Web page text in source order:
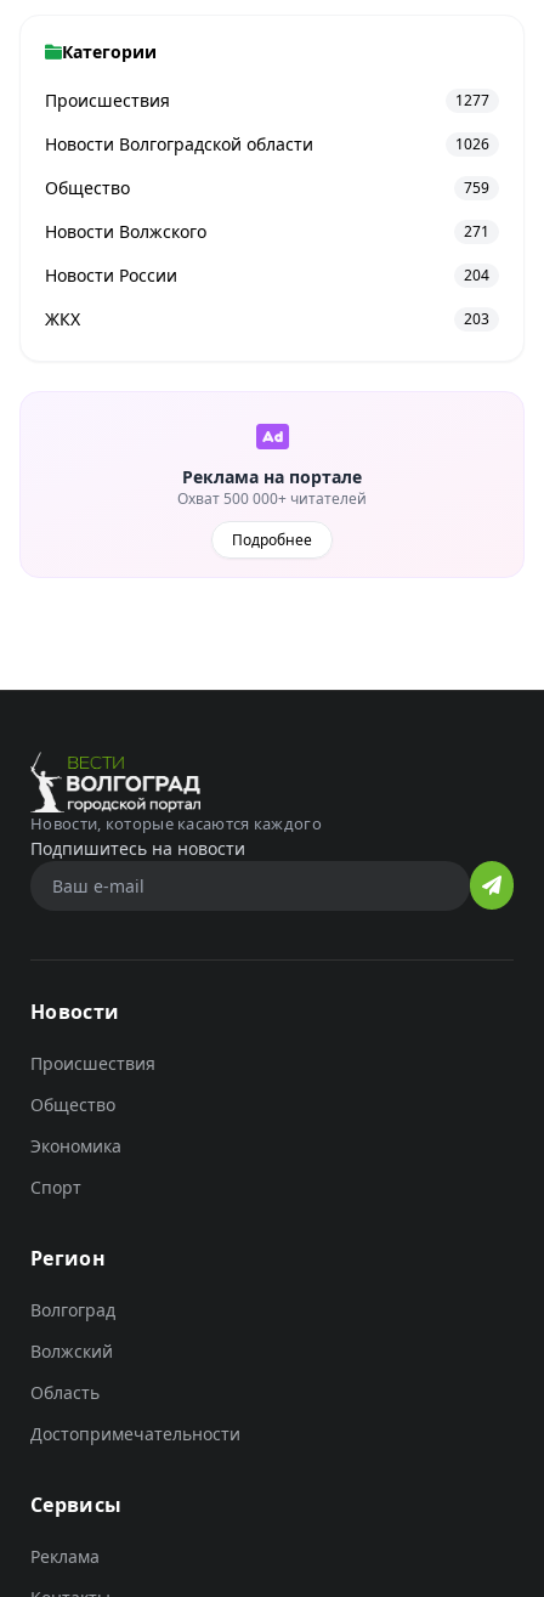
Категории
Происшествия 1277
Новости Волгоградской области 1026
Общество 759
Новости Волжского 271
Новости России 204
ЖКХ 203
Реклама на портале
Охват 500 000+ читателей
Подробнее
Новости, которые касаются каждого
Подпишитесь на новости
Новости
Происшествия
Общество
Экономика
Спорт
Регион
Волгоград
Волжский
Область
Достопримечательности
Сервисы
Реклама